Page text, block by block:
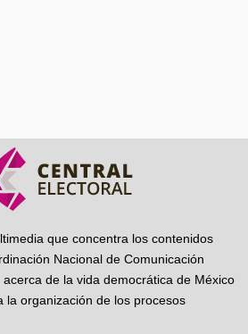
que concentra los contenidos
Nacional de Comunicación
de la vida democrática de México
la organización de los procesos